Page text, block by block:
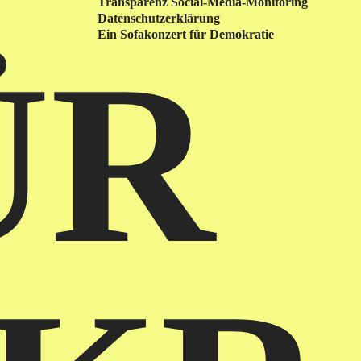
Datenschutzerklärung
Ein Sofakonzert für Demokratie